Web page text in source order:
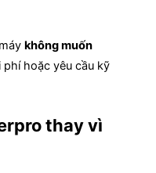
không muốn
phí hoặc yêu cầu kỹ
thay vì